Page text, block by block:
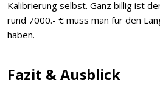
Kalibrierung selbst. Ganz billig ist
rund 7000.- € muss man für den
haben.
Fazit & Ausblick